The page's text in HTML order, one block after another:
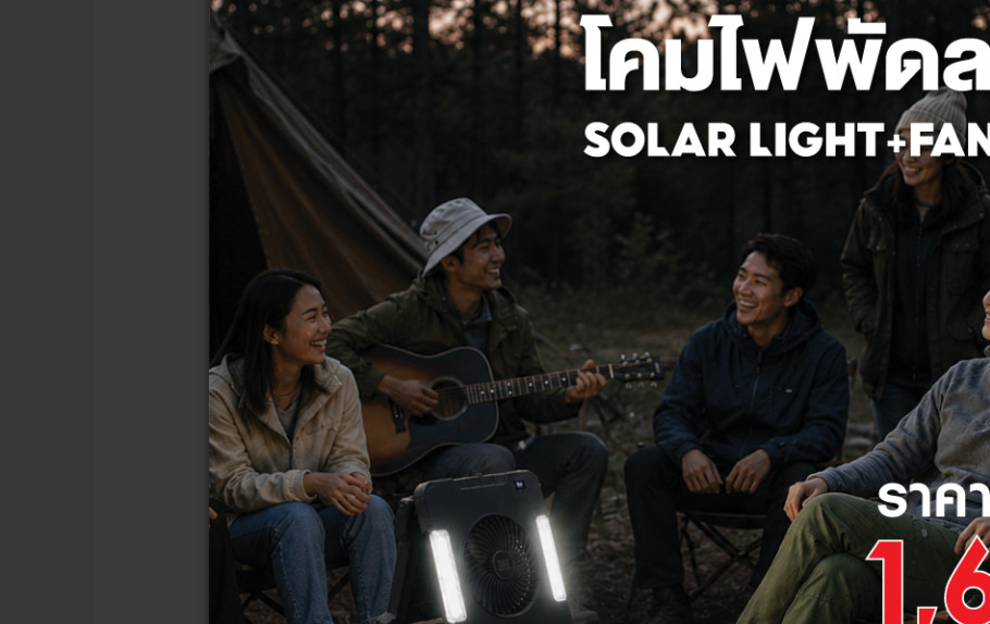
เลือกโทนสีของแสงให้เหมาะสม
โทนแสงของหลอดไฟ LED มีบทบาทสำคัญมากในการสร้างบรรยากาศและอารมณ์ อีกทั้งยังส่งผลต่อประสิ
การเลือกโทนสีหลอดไฟให้เหมาะในแต่ละห้อง จึงเป็นเรื่องที่สำคัญอย่างมาก ซึ่งโทนสีไฟตามหลักการใช้งานจ
ประเภท ดังนี้